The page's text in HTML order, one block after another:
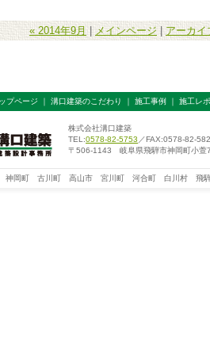
« 2014年9月 メインページ | アーカイ
プページ ｜ 溝口建築のこだわり ｜ 施工事例 ｜ 施工レ
株式会社溝口建築
TEL:0578-82-5753 ／FAX:0578-82-
〒506-1143 岐阜県飛騨市神岡町小萱
神岡町 古川町 高山市 宮川町 河合町 白川村 飛